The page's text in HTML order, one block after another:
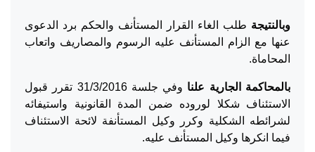
وبالنتيجة طلب الغاء القرار المستأنف والحكم برد الدعوى
عنها مع الزام المستأنف عليه الرسوم والمصاريف واتعاب
المحاماة.
بالمحاكمة الجارية علنا
وفي جلسة 31/3/2016 تقرر قبول
الاستئناف شكلا لوروده
ضمن المدة القانونية واستيفائه
لشرائطه الشكلية وكرر وكيل المستأنفة لائحة الاستئناف
فيما انكرها وكيل المستأنف عليه.